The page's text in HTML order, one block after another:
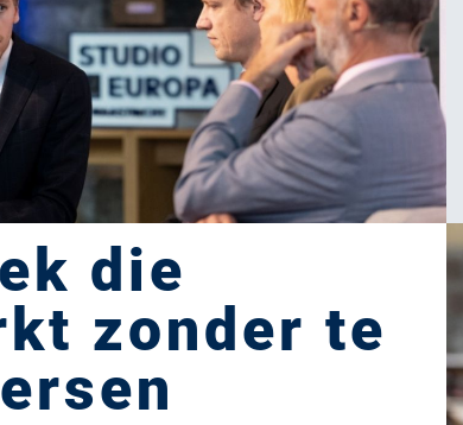
die
zonder te